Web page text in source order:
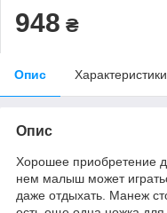
948 ₴
Опис Характеристики
Опис
Хорошее приобретение
нем малыш может
даже отдыхать. Манеж